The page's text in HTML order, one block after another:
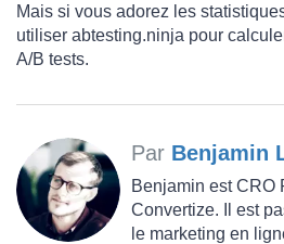
Mais si vous adorez les
utiliser abtesting.ninja pour
A/B tests.
Par Benjamin
Benjamin est CRO
Convertize. Il est
le marketing en